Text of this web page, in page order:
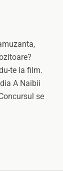
te la film.
A Naibii
se